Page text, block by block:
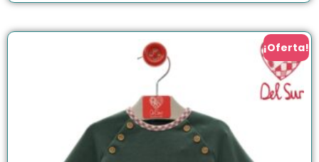
¡Oferta!